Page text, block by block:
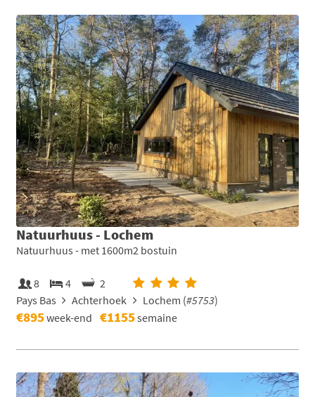
Natuurhuus - Lochem
Natuurhuus - met 1600m2 bostuin
8 4
2
Pays Bas
Achterhoek Lochem (#5753)
€895week-end €1155semaine